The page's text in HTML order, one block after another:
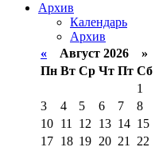
Архив
Календарь
Архив
« Август 2026 »
Пн Вт Ср Чт Пт Сб
1
3
4 5 6 7 8
10 11 12 13 14 15
17 18 19 20 21 22